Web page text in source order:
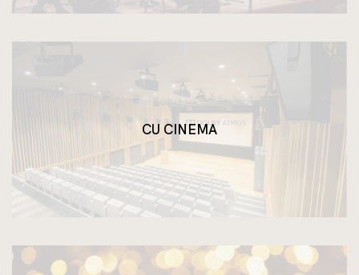
CU CINEMA